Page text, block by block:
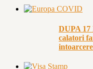
DUPA
calatori